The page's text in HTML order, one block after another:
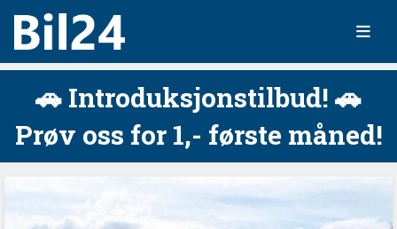
🚗 Introduksjonstilbud! 🚗
Prøv oss for 1,- første måned!